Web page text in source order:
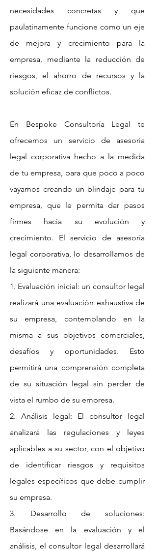
necesidades concretas y que
paulatinamente funcione como un eje
de mejora y crecimiento para la
empresa, mediante la reducción de
riesgos, el ahorro de recursos y la
solución eficaz de conflictos.
En Bespoke Consultoría Legal te
ofrecemos un servicio de asesoría
legal corporativa hecho a la medida
de tu empresa, para que poco a poco
vayamos creando un blindaje para tu
empresa, que le permita dar pasos
firmes hacia su evolución y
crecimiento. El servicio de asesoría
legal corporativa, lo desarrollamos de
la siguiente manera:
1. Evaluación inicial: un consultor legal
realizará una evaluación exhaustiva de
su empresa, contemplando en la
misma a sus objetivos comerciales,
desafíos y oportunidades. Esto
permitirá una comprensión completa
de su situación legal sin perder de
vista el rumbo de su empresa.
2. Análisis legal: El consultor legal
analizará las regulaciones y leyes
aplicables a su sector, con el objetivo
de identificar riesgos y requisitos
legales específicos que debe cumplir
su empresa.
3. Desarrollo de soluciones:
Basándose en la evaluación y el
análisis, el consultor legal desarrollará